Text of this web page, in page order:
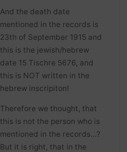
And the death date
mentioned in the records is
23th of September 1915 and
this is the jewish/hebrew
date 15 Tischre 5676, and
this is NOT written in the
hebrew inscripiton!
Therefore we thought, that
this is not the person who is
mentioned in the records…?
But it is right, that in the